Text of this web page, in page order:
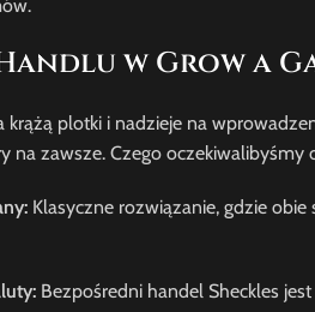
w Grow a
plotki i nadzieje na
na zawsze. Czego oczekiwalibyśmy
Klasyczne rozwiązanie, gdzie
Bezpośredni handel Sheckles